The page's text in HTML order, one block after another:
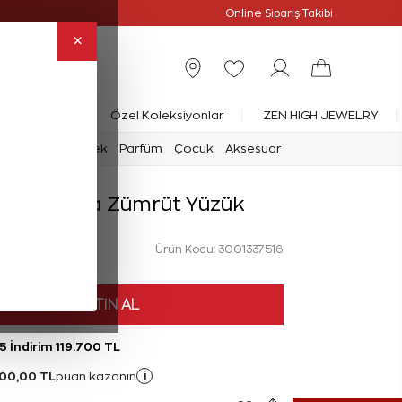
×
Online Sipariş Takibi
Yüzük Özel Koleksiyonlar ZEN HIGH JEWELRY
Erkek Parfüm Çocuk Aksesuar
Pırlanta Zümrüt Yüzük
Ürün Kodu: 3001337516
HEMEN SATIN AL
İndirim 119.700 TL
TL puan kazanın i